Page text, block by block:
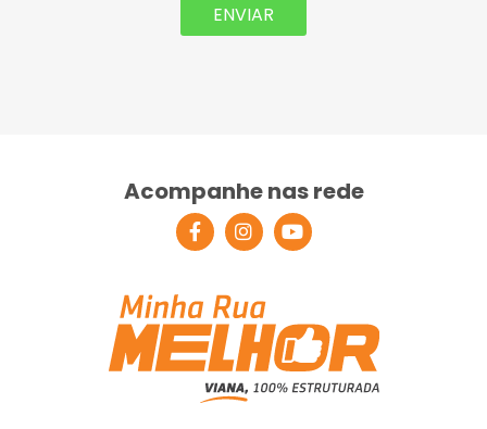
Acompanhe nas rede